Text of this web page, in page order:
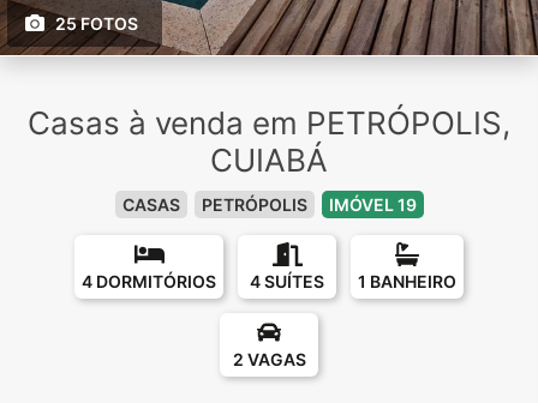
25 FOTOS
Casas à venda em PETRÓPOLIS,
CUIABÁ
CASAS PETRÓPOLIS IMÓVEL 19
4 DORMITÓRIOS 4 SUÍTES 1 BANHEIRO
2 VAGAS